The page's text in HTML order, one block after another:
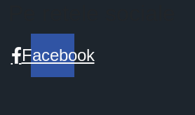
Facebook